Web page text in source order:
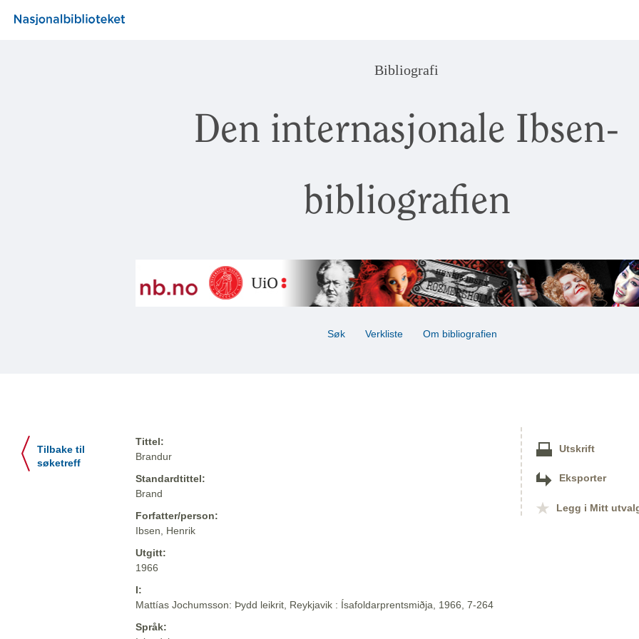
Bibliografi
Den internasjonale Ibsen-
bibliografien
Søk Verkliste Om bibliografien
Tilbake til
søketreff
Tittel:
Brandur
Standardtittel:
Brand
Forfatter/person:
Ibsen, Henrik
Utgitt:
1966
I:
Mattías Jochumsson: Þydd leikrit, Reykjavik : Ísafoldarprentsmiðja, 1966, 7-264
Språk:
Utskrift
Eksporter
Legg i Mitt